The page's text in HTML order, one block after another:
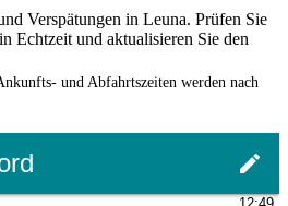
Verspätungen in Leuna. Prüfen Sie
Echtzeit und aktualisieren Sie den
und Abfahrtszeiten werden nach